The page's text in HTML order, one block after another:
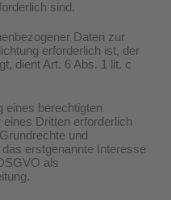
sind.
Daten zur
erforderlich ist, der
dient Art. 6 Abs. 1 lit. c
eines berechtigten
Dritten erforderlich
und
erstgenannte Interesse
als